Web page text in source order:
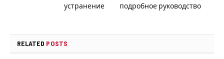
устранение
подробное руководство
RELATED POSTS